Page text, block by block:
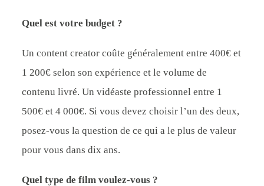
Quel est votre budget ?
Un content creator coûte généralement entre 400€ et
1 200€ selon son expérience et le volume de
contenu livré. Un vidéaste professionnel entre 1
500€ et 4 000€. Si vous devez choisir l’un des deux,
posez-vous la question de ce qui a le plus de valeur
pour vous dans dix ans.
Quel type de film voulez-vous ?